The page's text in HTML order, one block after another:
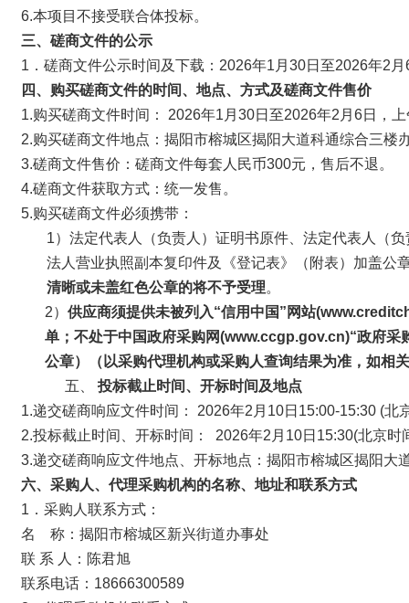
6.本项目不接受联合体投标。
三、磋商文件的公示
1．磋商文件公示时间及下载：2026年1月30日至2026年2月
四、购买磋商文件的时间、地点、方式及磋商文件售价
1.购买磋商文件时间： 2026年1月30日至2026年2月6日，
2.购买磋商文件地点：揭阳市榕城区揭阳大道科通综合三楼
3.磋商文件售价：磋商文件每套人民币300元，售后不退。
4.磋商文件获取方式：统一发售。
5.购买磋商文件必须携带：
1）法定代表人（负责人）证明书原件、法定代表人（
法人营业执照副本复印件及《登记表》（附表）加盖公
清晰或未盖红色公章的将不予受理。
2） 供应商须提供未被列入“信用中国”网站(
单；不处于中国政府采购网(www.ccgp.gov.cn)“政府采
公章）（以采购代理机构或采购人查询结果为准，如相
五、投标截止时间、开标时间及地点
1.递交磋商响应文件时间： 2026年2月10日15:00-15:30 (北
2.投标截止时间、开标时间： 2026年2月10日15:30(北京时
3.递交磋商响应文件地点、开标地点：揭阳市榕城区揭阳大
六、采购人、代理采购机构的名称、地址和联系方式
1．采购人联系方式：
名 称：揭阳市榕城区新兴街道办事处
联 系 人：陈君旭
联系电话：18666300589